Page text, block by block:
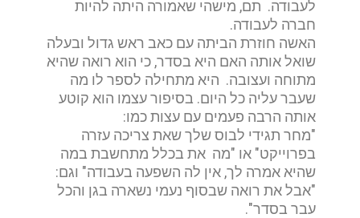
לעבודה. תם, מישהי שאמורה היתה להיות
חברה לעבודה.
האשה חוזרת הביתה עם כאב ראש גדול ובעלה
שואל אותה האם היא בסדר, כי הוא רואה שהיא
מתוחה ועצובה. היא מתחילה לספר לו מה
שעבר עליה כל היום. בסיפור עצמו הוא קוטע
אותה הרבה פעמים עם עצות כמו:
"מחר תגידי לבוס שלך שאת צריכה עזרה
בפרוייקט" או "מה את בכלל מתחשבת במה
שהיא אמרה לך, אין לה השפעה בעבודה" וגם:
"אבל את רואה שבסוף נעמי נשארה בגן והכל
עבר בסדר".